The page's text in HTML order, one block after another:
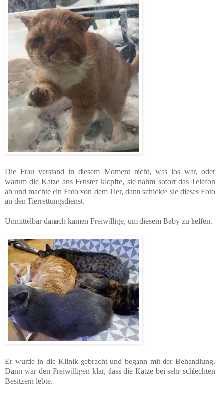
Die Frau verstand in diesem Moment nicht, was los war, oder
warum die Katze ans Fenster klopfte, sie nahm sofort das Telefon
ab und machte ein Foto von dem Tier, dann schickte sie dieses Foto
an den Tierrettungsdienst.
Unmittelbar danach kamen Freiwillige, um diesem Baby zu helfen.
Er wurde in die Klinik gebracht und begann mit der Behandlung.
Dann war den Freiwilligen klar, dass die Katze bei sehr schlechten
Besitzern lebte.